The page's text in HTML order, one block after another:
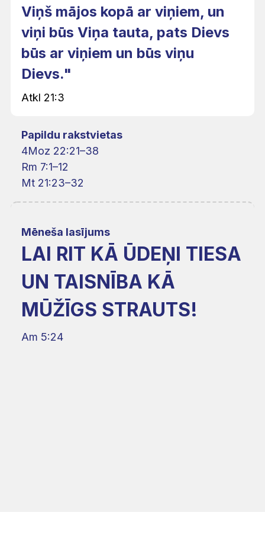
Viņš mājos kopā ar viņiem, un
viņi būs Viņa tauta, pats Dievs
būs ar viņiem un būs viņu
Dievs."
Atkl 21:3
Papildu rakstvietas
4Moz 22:21–38
Rm 7:1–12
Mt 21:23–32
Mēneša lasījums
LAI RIT KĀ ŪDEŅI TIESA
UN TAISNĪBA KĀ
MŪŽĪGS STRAUTS!
Am 5:24